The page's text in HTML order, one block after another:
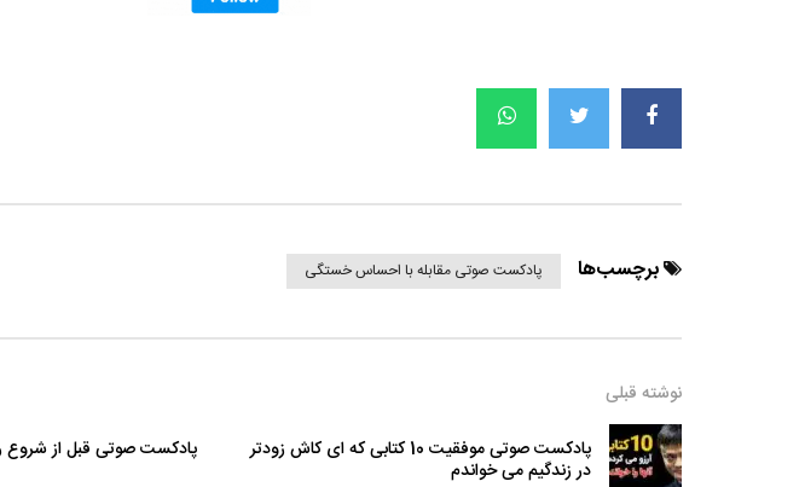
برچسب‌ها پادکست صوتی مقابله با احساس خستگی
نوشته قبلی
پادکست صوتی موفقیت 10 کتابی که ای کاش زودتر
در زندگیم می خواندم
پادکست صوتی قبل از شروع